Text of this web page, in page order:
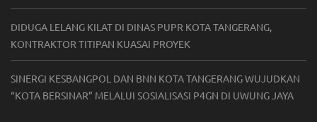
DIDUGA LELANG KILAT DI DINAS PUPR KOTA TANGERANG,
KONTRAKTOR TITIPAN KUASAI PROYEK
SINERGI KESBANGPOL DAN BNN KOTA TANGERANG WUJUDKAN
“KOTA BERSINAR” MELALUI SOSIALISASI P4GN DI UWUNG JAYA